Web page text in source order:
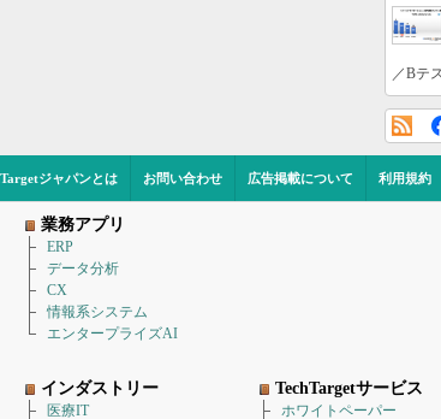
／Bテ
ジャパンとは お問い合わせ 広告掲載について 利用規約
業務アプリ
ERP
データ分析
CX
情報系システム
エンタープライズAI
インダストリー
医療IT
TechTargetサービス
ホワイトペーパー